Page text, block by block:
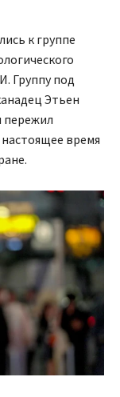
к группе
Группу под
Этьен
пережил
время